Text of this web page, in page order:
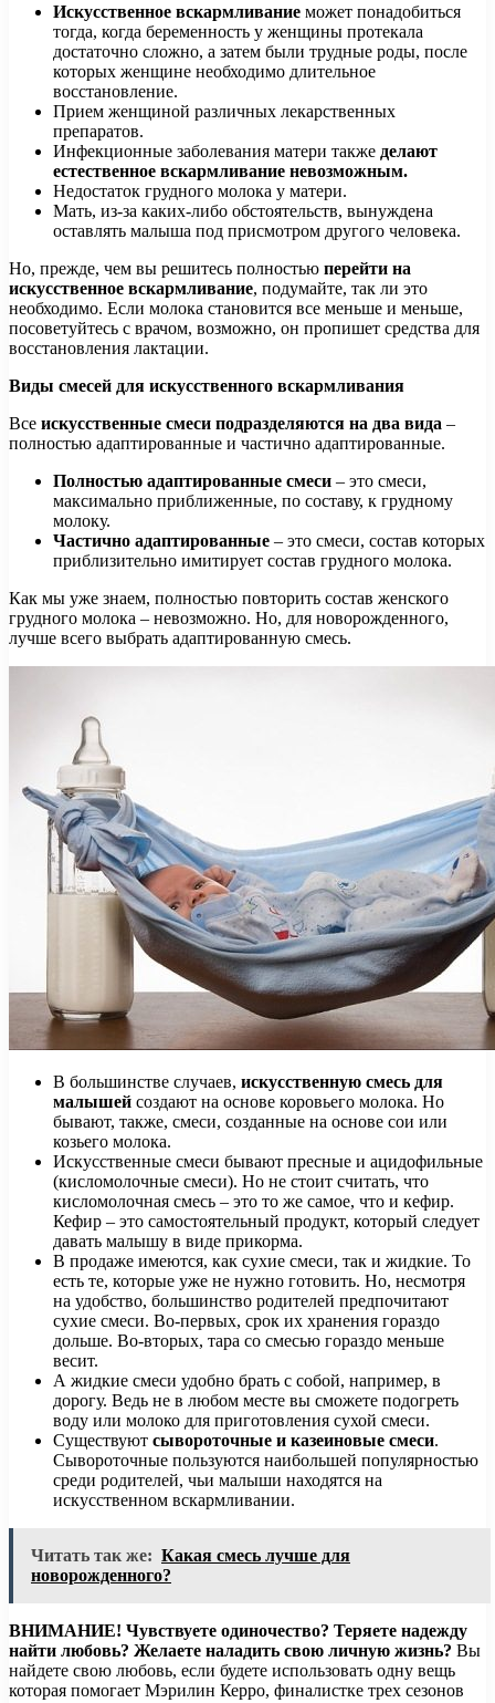
Искусственное вскармливание может понадобиться
тогда, когда беременность у женщины протекала
достаточно сложно, а затем были трудные роды, после
которых женщине необходимо длительное
восстановление.
Прием женщиной различных лекарственных
препаратов.
Инфекционные заболевания матери также делают
естественное вскармливание невозможным.
Недостаток грудного молока у матери.
Мать, из-за каких-либо обстоятельств, вынуждена
оставлять малыша под присмотром другого человека.
Но, прежде, чем вы решитесь полностью перейти на
искусственное вскармливание, подумайте, так ли это
необходимо. Если молока становится все меньше и меньше,
посоветуйтесь с врачом, возможно, он пропишет средства для
восстановления лактации.
Виды смесей для искусственного вскармливания
Все искусственные смеси подразделяются на два вида –
полностью адаптированные и частично адаптированные.
Полностью адаптированные смеси – это смеси,
максимально приближенные, по составу, к грудному
молоку.
Частично адаптированные – это смеси, состав которых
приблизительно имитирует состав грудного молока.
Как мы уже знаем, полностью повторить состав женского
грудного молока – невозможно. Но, для новорожденного,
лучше всего выбрать адаптированную смесь.
В большинстве случаев, искусственную смесь для
малышей создают на основе коровьего молока. Но
бывают, также, смеси, созданные на основе сои или
козьего молока.
Искусственные смеси бывают пресные и ацидофильные
(кисломолочные смеси). Но не стоит считать, что
кисломолочная смесь – это то же самое, что и кефир.
Кефир – это самостоятельный продукт, который следует
давать малышу в виде прикорма.
В продаже имеются, как сухие смеси, так и жидкие. То
есть те, которые уже не нужно готовить. Но, несмотря
на удобство, большинство родителей предпочитают
сухие смеси. Во-первых, срок их хранения гораздо
дольше. Во-вторых, тара со смесью гораздо меньше
весит.
А жидкие смеси удобно брать с собой, например, в
дорогу. Ведь не в любом месте вы сможете подогреть
воду или молоко для приготовления сухой смеси.
Существуют сывороточные и казеиновые смеси.
Сывороточные пользуются наибольшей популярностью
среди родителей, чьи малыши находятся на
искусственном вскармливании.
Читать так же: Какая смесь лучше для
новорожденного?
ВНИМАНИЕ! Чувствуете одиночество? Теряете надежду
найти любовь? Желаете наладить свою личную жизнь? Вы
найдете свою любовь, если будете использовать одну вещь
которая помогает Мэрилин Керро, финалистке трех сезонов